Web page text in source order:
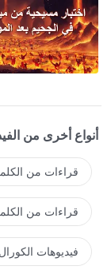
أنواع أخرى من
قراءات من الكلمة، المجلد
قراءات من الكلمة، المجلد 7:
فيديوهات الكورال